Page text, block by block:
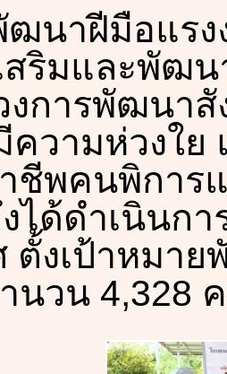
นาฝีมือแรง
สริมและพัฒ
งการพัฒนา
วามห่วงใย
ชีพคนพิการ
ได้ดำเนินก
ตั้งเป้าหมา
นวน 4,328